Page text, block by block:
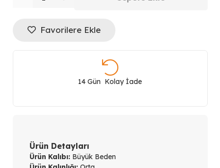
adet
Favorilere Ekle
14 Gün Kolay İade
Ürün Detayları
Ürün Kalıbı: Büyük Beden